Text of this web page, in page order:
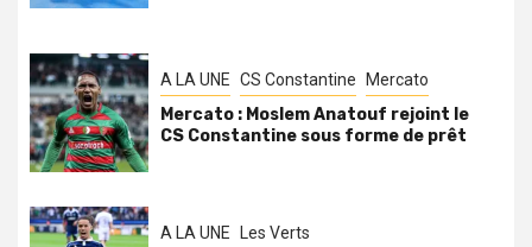
A LA UNE CS Constantine Mercato
Mercato : Moslem Anatouf rejoint le
CS Constantine sous forme de prêt
A LA UNE Les Verts